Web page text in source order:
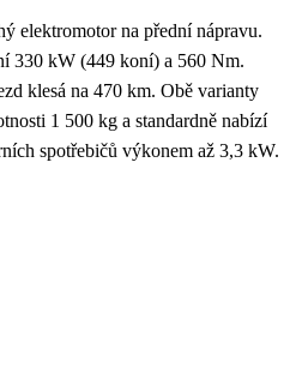
elektromotor na přední nápravu.
330 kW (449 koní) a 560 Nm.
klesá na 470 km. Obě varianty
1 500 kg a standardně nabízí
spotřebičů výkonem až 3,3 kW.